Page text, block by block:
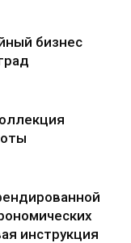
бизнес
инструкция